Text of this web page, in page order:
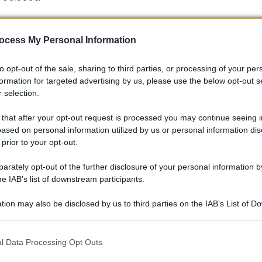
My Personal Information
opt-out of the sale, sharing to third parties, or processing of your
for targeted advertising by us, please use the below opt-out
selection.
that after your opt-out request is processed you may continue seeing
on personal information utilized by us or personal information
to your opt-out.
opt-out of the further disclosure of your personal information
IAB’s list of downstream participants.
may also be disclosed by us to third parties on the IAB’s List of
including but not limited to your visit or usage behaviour. You may
Data Processing Opt Outs